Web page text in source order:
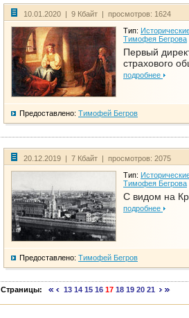
10.01.2020 | 9 Кбайт | просмотров: 1624
Тип:
Тимофея Бегрова
Первый
страхового
подробнее
Предоставлено: Тимофей Бегров
20.12.2019 | 7 Кбайт | просмотров: 2075
Тип:
Тимофея Бегрова
С видом на
подробнее
Предоставлено: Тимофей Бегров
Страницы: 13 14 15 16 17 18 19 20 21